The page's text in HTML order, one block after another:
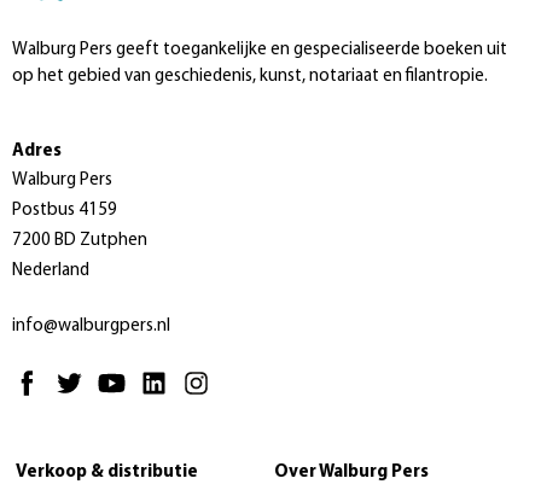
Walburg Pers geeft toegankelijke en gespecialiseerde boeken uit
op het gebied van geschiedenis, kunst, notariaat en filantropie.
Adres
Walburg Pers
Postbus 4159
7200 BD Zutphen
Nederland
info@walburgpers.nl
Verkoop & distributie Over Walburg Pers